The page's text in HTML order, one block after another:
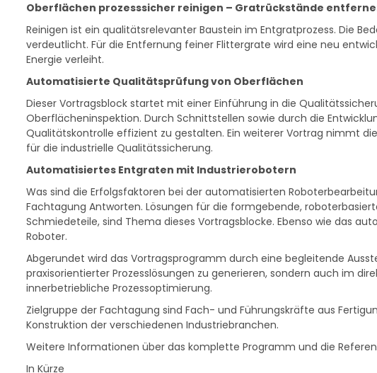
Oberflächen prozesssicher reinigen – Gratrückstände
Reinigen ist ein qualitätsrelevanter Baustein im Entgratprozess. Die
verdeutlicht. Für die Entfernung feiner Flittergrate wird eine neu
Energie verleiht.
Automatisierte Qualitätsprüfung von Oberflächen
Dieser Vortragsblock startet mit einer Einführung in die
Oberflächeninspektion. Durch Schnittstellen sowie durch die
Qualitätskontrolle effizient zu gestalten. Ein weiterer Vortrag nimmt
für die industrielle Qualitätssicherung.
Automatisiertes Entgraten mit Industrierobotern
Was sind die Erfolgsfaktoren bei der automatisierten
Fachtagung Antworten. Lösungen für die formgebende,
Schmiedeteile, sind Thema dieses Vortragsblocke. Ebenso wie das
Roboter.
Abgerundet wird das Vortragsprogramm durch eine begleitende
praxisorientierter Prozesslösungen zu generieren, sondern auch im
innerbetriebliche Prozessoptimierung.
Zielgruppe der Fachtagung sind Fach- und Führungskräfte aus
Konstruktion der verschiedenen Industriebranchen.
Weitere Informationen über das komplette Programm und die
In Kürze